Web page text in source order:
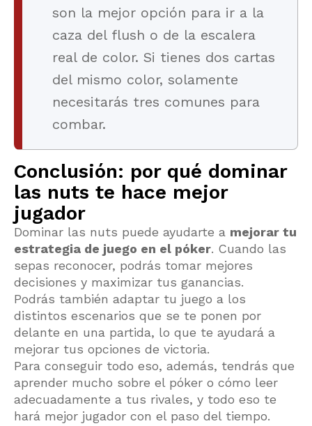
son la mejor opción para ir a la
caza del flush o de la escalera
real de color. Si tienes dos cartas
del mismo color, solamente
necesitarás tres comunes para
combar.
Conclusión: por qué dominar
las nuts te hace mejor
jugador
Dominar las nuts puede ayudarte a mejorar tu
estrategia de juego en el póker. Cuando las
sepas reconocer, podrás tomar mejores
decisiones y maximizar tus ganancias.
Podrás también adaptar tu juego a los
distintos escenarios que se te ponen por
delante en una partida, lo que te ayudará a
mejorar tus opciones de victoria.
Para conseguir todo eso, además, tendrás que
aprender mucho sobre el póker o cómo leer
adecuadamente a tus rivales, y todo eso te
hará mejor jugador con el paso del tiempo.